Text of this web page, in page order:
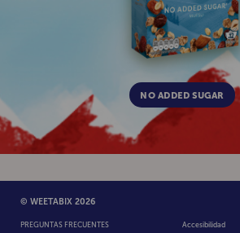
ALPEN
NO ADDED SUGAR
© WEETABIX 2026
PREGUNTAS FRECUENTES
Accesibilidad